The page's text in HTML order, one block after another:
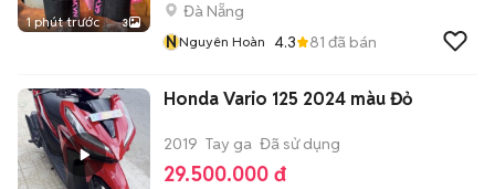
1 phút trước 3
Đà Nẵng
NNguyên Hoàn 4.3 81 đã bán
Honda Vario 125 2024 màu Đỏ
2019 Tay ga Đã sử dụng
29.500.000 đ